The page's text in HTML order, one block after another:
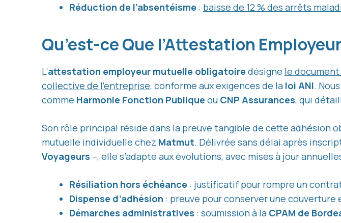
Réduction de l’absentéisme : baisse de 12 % des arrêts
Qu’est-ce Que l’Attestation
L’attestation employeur mutuelle obligatoire désigne le
collective de l’entreprise, conforme aux exigences de la loi ANI.
comme Harmonie Fonction Publique ou CNP Assurances, qui
Son rôle principal réside dans la preuve tangible de cette adhésion
mutuelle individuelle chez Matmut. Délivrée sans délai après
Voyageurs –, elle s’adapte aux évolutions, avec mises à jour
Résiliation hors échéance : justificatif pour rompre un
Dispense d’adhésion : preuve pour conserver une
Démarches administratives : soumission à la CPAM de